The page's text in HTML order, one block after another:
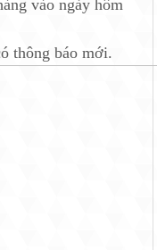
vào ngày hôm
thông báo mới.